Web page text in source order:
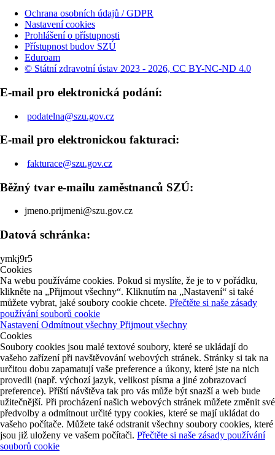
Ochrana osobních údajů / GDPR
Nastavení cookies
Prohlášení o přístupnosti
Přístupnost budov SZÚ
Eduroam
© Státní zdravotní ústav 2023 - 2026, CC BY-NC-ND 4.0
E-mail pro elektronická podání:
podatelna@szu.gov.cz
E-mail pro elektronickou fakturaci:
fakturace@szu.gov.cz
Běžný tvar e-mailu zaměstnanců SZÚ:
jmeno.prijmeni@szu.gov.cz
Datová schránka:
ymkj9r5
Cookies
Na webu používáme cookies. Pokud si myslíte, že je to v pořádku,
klikněte na „Přijmout všechny“. Kliknutím na „Nastavení“ si také
můžete vybrat, jaké soubory cookie chcete. Přečtěte si naše zásady
používání souborů cookie
NastaveníOdmítnout všechny Přijmout všechny
Cookies
Soubory cookies jsou malé textové soubory, které se ukládají do
vašeho zařízení při navštěvování webových stránek. Stránky si tak na
určitou dobu zapamatují vaše preference a úkony, které jste na nich
provedli (např. výchozí jazyk, velikost písma a jiné zobrazovací
preference). Příští návštěva tak pro vás může být snazší a web bude
užitečnější. Při procházení našich webových stránek můžete změnit své
předvolby a odmítnout určité typy cookies, které se mají ukládat do
vašeho počítače. Můžete také odstranit všechny soubory cookies, které
jsou již uloženy ve vašem počítači. Přečtěte si naše zásady používání
souborů cookie